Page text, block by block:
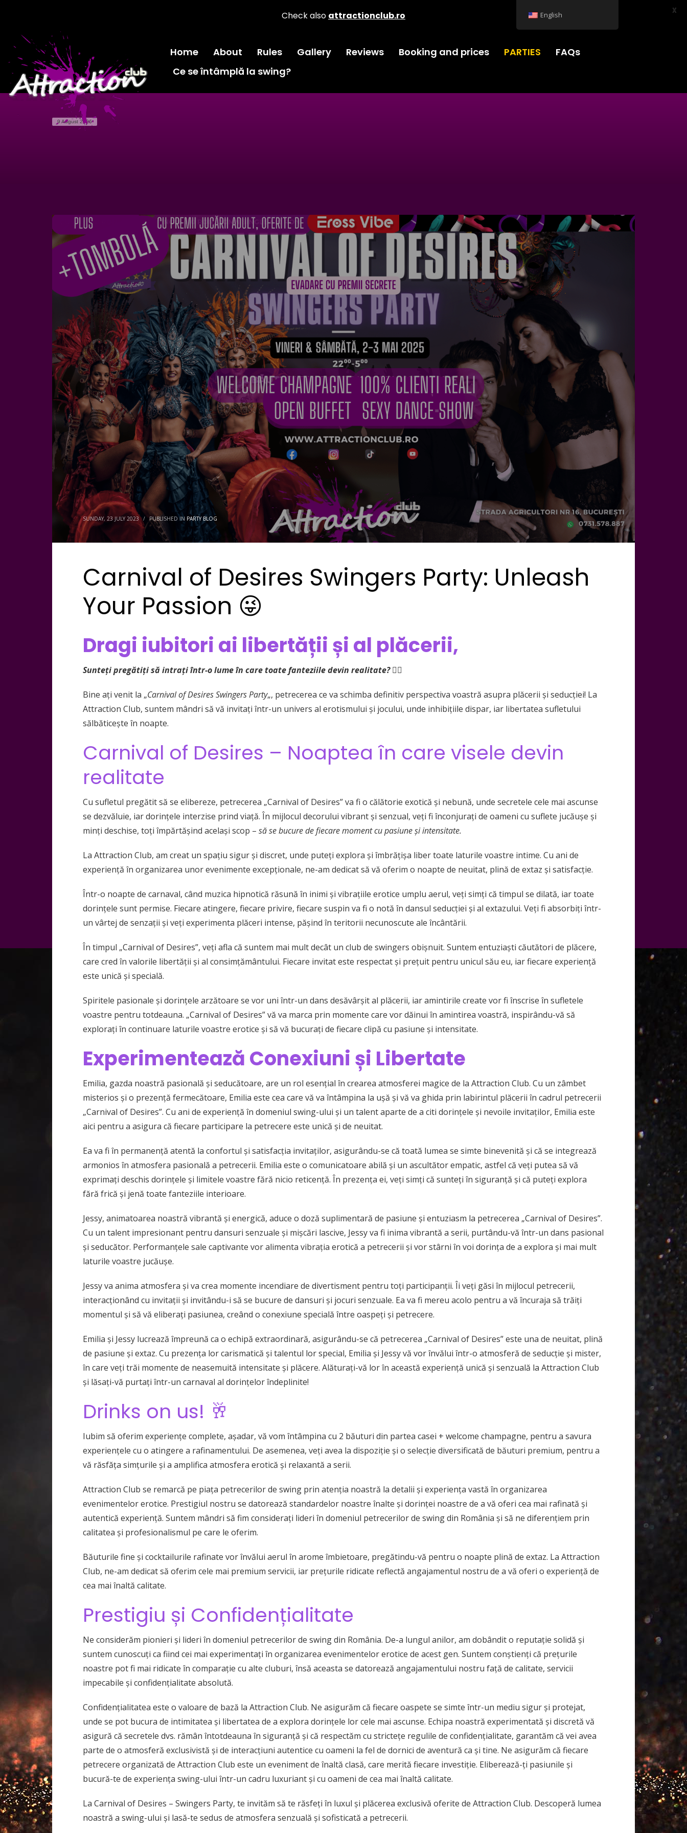
Home About Rules Gallery Reviews Booking and prices PARTIES
FAQs
Ce se întâmplă la swing?
9 August 2026
SUNDAY, 23 JULY 2023 / PUBLISHED IN PARTY BLOG
Carnival of Desires Swingers Party: Unleash
Your Passion 😜
Dragi iubitori ai libertății și al plăcerii,
Sunteți pregătiți să intrați într-o lume în care toate fanteziile devin realitate?❤️‍🔥
Bine ați venit la „Carnival of Desires Swingers Party„, petrecerea ce va schimba definitiv perspectiva voastră asupra plăcerii și seducției! La
Attraction Club, suntem mândri să vă invitați într-un univers al erotismului și jocului, unde inhibițiile dispar, iar libertatea sufletului
sălbăticește în noapte.
Carnival of Desires – Noaptea în care visele devin
realitate
Cu sufletul pregătit să se elibereze, petrecerea „Carnival of Desires” va fi o călătorie exotică și nebună, unde secretele cele mai ascunse
se dezvăluie, iar dorințele interzise prind viață. În mijlocul decorului vibrant și senzual, veți fi înconjurați de oameni cu suflete jucăușe și
minți deschise, toți împărtășind același scop – să se bucure de fiecare moment cu pasiune și intensitate.
La Attraction Club, am creat un spațiu sigur și discret, unde puteți explora și îmbrățișa liber toate laturile voastre intime. Cu ani de
experiență în organizarea unor evenimente excepționale, ne-am dedicat să vă oferim o noapte de neuitat, plină de extaz și satisfacție.
Într-o noapte de carnaval, când muzica hipnotică răsună în inimi și vibrațiile erotice umplu aerul, veți simți că timpul se dilată, iar toate
dorințele sunt permise. Fiecare atingere, fiecare privire, fiecare suspin va fi o notă în dansul seducției și al extazului. Veți fi absorbiți într-
un vârtej de senzații și veți experimenta plăceri intense, pășind în teritorii necunoscute ale încântării.
În timpul „Carnival of Desires”, veți afla că suntem mai mult decât un club de swingers obișnuit. Suntem entuziaști căutători de plăcere,
care cred în valorile libertății și al consimțământului. Fiecare invitat este respectat și prețuit pentru unicul său eu, iar fiecare experiență
este unică și specială.
Spiritele pasionale și dorințele arzătoare se vor uni într-un dans desăvârșit al plăcerii, iar amintirile create vor fi înscrise în sufletele
voastre pentru totdeauna. „Carnival of Desires” vă va marca prin momente care vor dăinui în amintirea voastră, inspirându-vă să
explorați în continuare laturile voastre erotice și să vă bucurați de fiecare clipă cu pasiune și intensitate.
Experimentează Conexiuni și Libertate
Emilia, gazda noastră pasională și seducătoare, are un rol esențial în crearea atmosferei magice de la Attraction Club. Cu un zâmbet
misterios și o prezență fermecătoare, Emilia este cea care vă va întâmpina la ușă și vă va ghida prin labirintul plăcerii în cadrul petrecerii
„Carnival of Desires”. Cu ani de experiență în domeniul swing-ului și un talent aparte de a citi dorințele și nevoile invitaților, Emilia este
aici pentru a asigura că fiecare participare la petrecere este unică și de neuitat.
Ea va fi în permanență atentă la confortul și satisfacția invitaților, asigurându-se că toată lumea se simte binevenită și că se integrează
armonios în atmosfera pasională a petrecerii. Emilia este o comunicatoare abilă și un ascultător empatic, astfel că veți putea să vă
exprimați deschis dorințele și limitele voastre fără nicio reticență. În prezența ei, veți simți că sunteți în siguranță și că puteți explora
fără frică și jenă toate fanteziile interioare.
Jessy, animatoarea noastră vibrantă și energică, aduce o doză suplimentară de pasiune și entuziasm la petrecerea „Carnival of Desires”.
Cu un talent impresionant pentru dansuri senzuale și mișcări lascive, Jessy va fi inima vibrantă a serii, purtându-vă într-un dans pasional
și seducător. Performanțele sale captivante vor alimenta vibrația erotică a petrecerii și vor stârni în voi dorința de a explora și mai mult
laturile voastre jucăușe.
Jessy va anima atmosfera și va crea momente incendiare de divertisment pentru toți participanții. Îi veți găsi în mijlocul petrecerii,
interacționând cu invitații și invitându-i să se bucure de dansuri și jocuri senzuale. Ea va fi mereu acolo pentru a vă încuraja să trăiți
momentul și să vă eliberați pasiunea, creând o conexiune specială între oaspeți și petrecere.
Emilia și Jessy lucrează împreună ca o echipă extraordinară, asigurându-se că petrecerea „Carnival of Desires” este una de neuitat, plină
de pasiune și extaz. Cu prezența lor carismatică și talentul lor special, Emilia și Jessy vă vor învălui într-o atmosferă de seducție și mister,
în care veți trăi momente de neasemuită intensitate și plăcere. Alăturați-vă lor în această experiență unică și senzuală la Attraction Club
și lăsați-vă purtați într-un carnaval al dorințelor îndeplinite!
Drinks on us! 🥂
Iubim să oferim experiențe complete, așadar, vă vom întâmpina cu 2 băuturi din partea casei + welcome champagne, pentru a savura
experiențele cu o atingere a rafinamentului. De asemenea, veți avea la dispoziție și o selecție diversificată de băuturi premium, pentru a
vă răsfăța simțurile și a amplifica atmosfera erotică și relaxantă a serii.
Attraction Club se remarcă pe piața petrecerilor de swing prin atenția noastră la detalii și experiența vastă în organizarea
evenimentelor erotice. Prestigiul nostru se datorează standardelor noastre înalte și dorinței noastre de a vă oferi cea mai rafinată și
autentică experiență. Suntem mândri să fim considerați lideri în domeniul petrecerilor de swing din România și să ne diferențiem prin
calitatea și profesionalismul pe care le oferim.
Băuturile fine și cocktailurile rafinate vor învălui aerul în arome îmbietoare, pregătindu-vă pentru o noapte plină de extaz. La Attraction
Club, ne-am dedicat să oferim cele mai premium servicii, iar prețurile ridicate reflectă angajamentul nostru de a vă oferi o experiență de
cea mai înaltă calitate.
Prestigiu și Confidențialitate
Ne considerăm pionieri și lideri în domeniul petrecerilor de swing din România. De-a lungul anilor, am dobândit o reputație solidă și
suntem cunoscuți ca fiind cei mai experimentați în organizarea evenimentelor erotice de acest gen. Suntem conștienți că prețurile
noastre pot fi mai ridicate în comparație cu alte cluburi, însă aceasta se datorează angajamentului nostru față de calitate, servicii
impecabile și confidențialitate absolută.
Confidențialitatea este o valoare de bază la Attraction Club. Ne asigurăm că fiecare oaspete se simte într-un mediu sigur și protejat,
unde se pot bucura de intimitatea și libertatea de a explora dorințele lor cele mai ascunse. Echipa noastră experimentată și discretă vă
asigură că secretele dvs. rămân întotdeauna în siguranță și că respectăm cu strictețe regulile de confidențialitate, garantăm că vei avea
parte de o atmosferă exclusivistă și de interacțiuni autentice cu oameni la fel de dornici de aventură ca și tine. Ne asigurăm că fiecare
petrecere organizată de Attraction Club este un eveniment de înaltă clasă, care merită fiecare investiție. Eliberează-ți pasiunile și
bucură-te de experiența swing-ului într-un cadru luxuriant și cu oameni de cea mai înaltă calitate.
La Carnival of Desires – Swingers Party, te invităm să te răsfeți în luxul și plăcerea exclusivă oferite de Attraction Club. Descoperă lumea
noastră a swing-ului și lasă-te sedus de atmosfera senzuală și sofisticată a petrecerii.
Check also attractionclub.ro X
English